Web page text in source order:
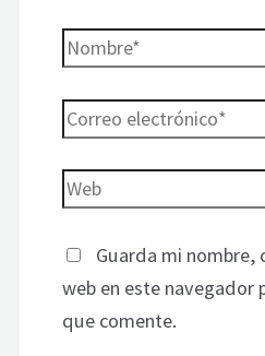
Guarda mi nombre,
web en este navegador
que comente.